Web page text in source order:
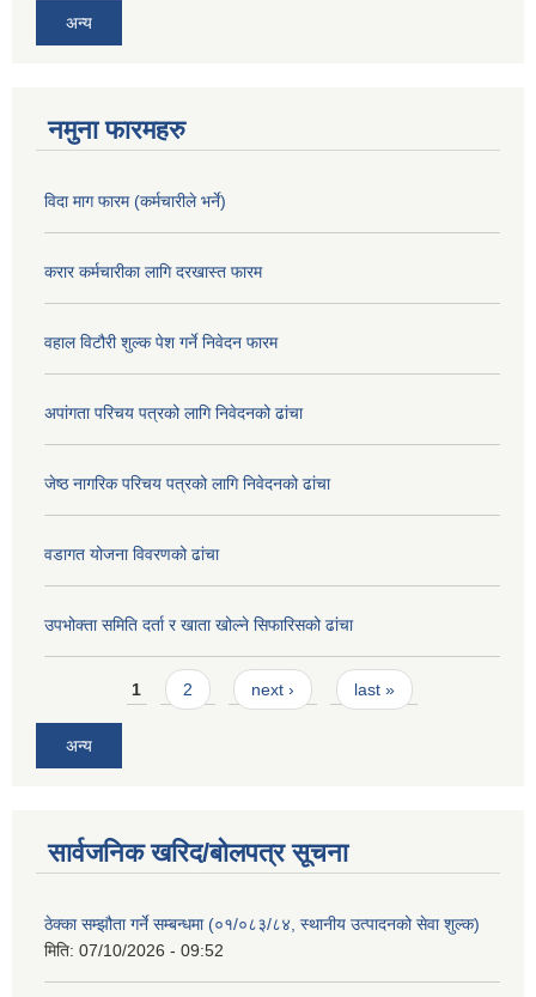
अन्य
नमुना फारमहरु
विदा माग फारम (कर्मचारीले भर्ने)
करार कर्मचारीका लागि दरखास्त फारम
वहाल विटौरी शुल्क पेश गर्ने निवेदन फारम
अपांगता परिचय पत्रको लागि निवेदनको ढांचा
जेष्ठ नागरिक परिचय पत्रको लागि निवेदनको ढांचा
वडागत योजना विवरणको ढांचा
उपभोक्ता समिति दर्ता र खाता खोल्ने सिफारिसको ढांचा
Pages1 2 next › last »
अन्य
सार्वजनिक खरिद/बोलपत्र सूचना
ठेक्का सम्झौता गर्ने सम्बन्धमा (०१/०८३/८४, स्थानीय उत्पादनको सेवा शुल्क)
मिति: 07/10/2026 - 09:52